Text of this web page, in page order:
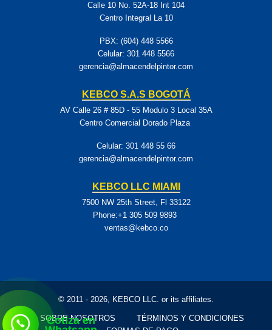
Cotiza en
Calle 10 No. 52A-18 Int 104
Centro Integral La 10
PBX: (604) 448 5566
Celular: 301 448 5566
gerencia@almacendelpintor.com
KEBCO S.A.S BOGOTÁ
AV Calle 26 # 85D - 55 Modulo 3 Local 35A
Centro Comercial Dorado Plaza
Celular: 301 448 55 66
gerencia@almacendelpintor.com
KEBCO LLC MIAMI
7500 NW 25th Street, Fl 33122
Phone:+1 305 509 9893
ventas@kebco.co
© 2011 - 2026, KEBCO LLC. or its affiliates.
SOBRE NOSOTROS
TÉRMINOS Y CONDICIONES